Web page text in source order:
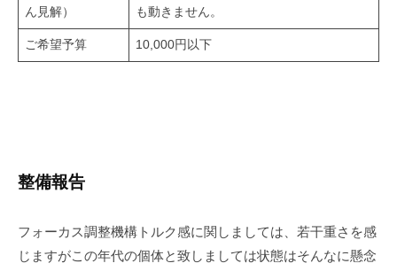
ん見解）
も動きません。
ご希望予算 10,000円以下
整備報告
フォーカス調整機構トルク感に関しましては、若干重さを感
じますがこの年代の個体と致しましては状態はそんなに懸念